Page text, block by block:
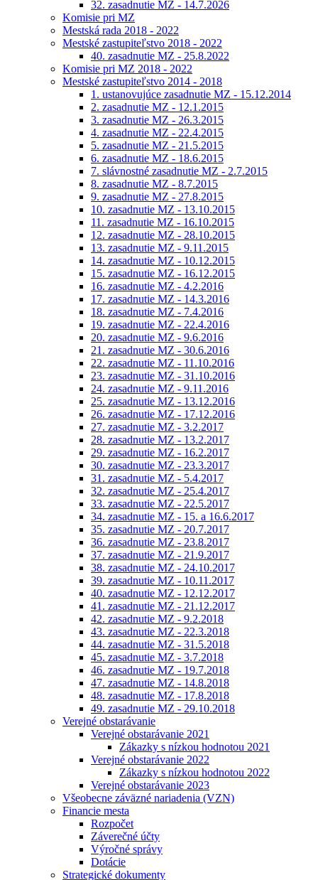
32. zasadnutie MZ - 14.7.2026
Komisie pri MZ
Mestská rada 2018 - 2022
Mestské zastupiteľstvo 2018 - 2022
40. zasadnutie MZ - 25.8.2022
Komisie pri MZ 2018 - 2022
Mestské zastupiteľstvo 2014 - 2018
1. ustanovujúce zasadnutie MZ - 15.12.2014
2. zasadnutie MZ - 12.1.2015
3. zasadnutie MZ - 26.3.2015
4. zasadnutie MZ - 22.4.2015
5. zasadnutie MZ - 21.5.2015
6. zasadnutie MZ - 18.6.2015
7. slávnostné zasadnutie MZ - 2.7.2015
8. zasadnutie MZ - 8.7.2015
9. zasadnutie MZ - 27.8.2015
10. zasadnutie MZ - 13.10.2015
11. zasadnutie MZ - 16.10.2015
12. zasadnutie MZ - 28.10.2015
13. zasadnutie MZ - 9.11.2015
14. zasadnutie MZ - 10.12.2015
15. zasadnutie MZ - 16.12.2015
16. zasadnutie MZ - 4.2.2016
17. zasadnutie MZ - 14.3.2016
18. zasadnutie MZ - 7.4.2016
19. zasadnutie MZ - 22.4.2016
20. zasadnutie MZ - 9.6.2016
21. zasadnutie MZ - 30.6.2016
22. zasadnutie MZ - 11.10.2016
23. zasadnutie MZ - 31.10.2016
24. zasadnutie MZ - 9.11.2016
25. zasadnutie MZ - 13.12.2016
26. zasadnutie MZ - 17.12.2016
27. zasadnutie MZ - 3.2.2017
28. zasadnutie MZ - 13.2.2017
29. zasadnutie MZ - 16.2.2017
30. zasadnutie MZ - 23.3.2017
31. zasadnutie MZ - 5.4.2017
32. zasadnutie MZ - 25.4.2017
33. zasadnutie MZ - 22.5.2017
34. zasadnutie MZ - 15. a 16.6.2017
35. zasadnutie MZ - 20.7.2017
36. zasadnutie MZ - 23.8.2017
37. zasadnutie MZ - 21.9.2017
38. zasadnutie MZ - 24.10.2017
39. zasadnutie MZ - 10.11.2017
40. zasadnutie MZ - 12.12.2017
41. zasadnutie MZ - 21.12.2017
42. zasadnutie MZ - 9.2.2018
43. zasadnutie MZ - 22.3.2018
44. zasadnutie MZ - 31.5.2018
45. zasadnutie MZ - 3.7.2018
46. zasadnutie MZ - 19.7.2018
47. zasadnutie MZ - 14.8.2018
48. zasadnutie MZ - 17.8.2018
49. zasadnutie MZ - 29.10.2018
Verejné obstarávanie
Verejné obstarávanie 2021
Zákazky s nízkou hodnotou 2021
Verejné obstarávanie 2022
Zákazky s nízkou hodnotou 2022
Verejné obstarávanie 2023
Všeobecne záväzné nariadenia (VZN)
Financie mesta
Rozpočet
Záverečné účty
Výročné správy
Dotácie
Strategické dokumenty